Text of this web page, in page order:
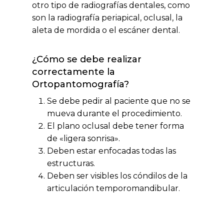
otro tipo de radiografías dentales, como
son la radiografía periapical, oclusal, la
aleta de mordida o el escáner dental.
¿Cómo se debe realizar
correctamente la
Ortopantomografía?
Se debe pedir al paciente que no se
mueva durante el procedimiento.
El plano oclusal debe tener forma
de «ligera sonrisa».
Deben estar enfocadas todas las
estructuras.
Deben ser visibles los cóndilos de la
articulación temporomandibular.